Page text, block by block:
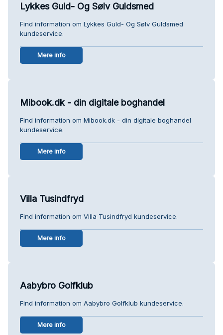
Lykkes Guld- Og Sølv Guldsmed
Find information om Lykkes Guld- Og Sølv Guldsmed
kundeservice.
Mere info
Mibook.dk - din digitale boghandel
Find information om Mibook.dk - din digitale boghandel
kundeservice.
Mere info
Villa Tusindfryd
Find information om Villa Tusindfryd kundeservice.
Mere info
Aabybro Golfklub
Find information om Aabybro Golfklub kundeservice.
Mere info